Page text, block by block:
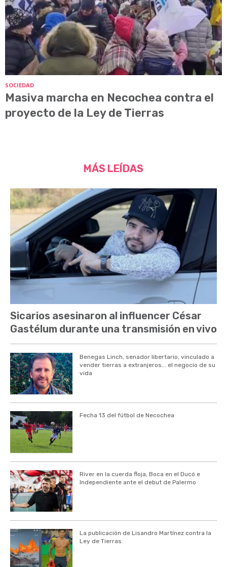
SOCIEDAD
Masiva marcha en Necochea contra el
proyecto de la Ley de Tierras
MÁS LEÍDAS
Sicarios asesinaron al influencer César
Gastélum durante una transmisión en vivo
Benegas Linch, senador libertario, vinculado a
vender tierras a extranjeros... el negocio de su
vida
Fecha 13 del fútbol de Necochea
River en la cuerda floja, Boca en el Ducó e
Independiente ante el debut de Palermo
La publicación de Lisandro Martínez contra la
Ley de Tierras